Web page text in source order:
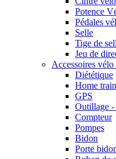
Potence
Pédales
Selle
Tige de
Jeu de
Accessoires vélo
Diététique
Home
GPS
Outillage -
Compteur
Pompes
Bidon
Porte